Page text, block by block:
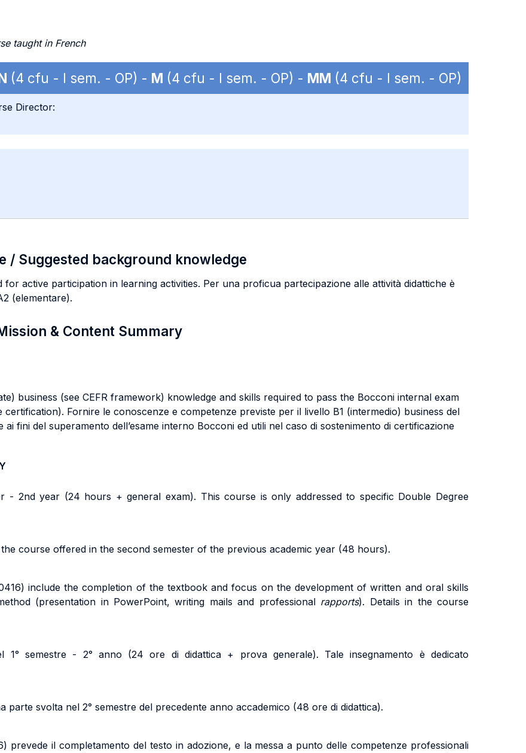
taught in French
(4 cfu - I sem. - OP) - M (4 cfu - I sem. - OP) - MM (4 cfu - I sem. - OP)
Director:
/ Suggested background knowledge
active participation in learning activities. Per una proficua partecipazione alle attività didattiche è
(elementare).
& Content Summary
business (see CEFR framework) knowledge and skills required to pass the Bocconi internal exam
Fornire le conoscenze e competenze previste per il livello B1 (intermedio) business del
fini del superamento dell’esame interno Bocconi ed utili nel caso di sostenimento di certificazione
- 2nd year (24 hours + general exam). This course is only addressed to specific Double Degree
course offered in the second semester of the previous academic year (48 hours).
include the completion of the textbook and focus on the development of written and oral skills
(presentation in PowerPoint, writing mails and professional rapports). Details in the course
1° semestre - 2° anno (24 ore di didattica + prova generale). Tale insegnamento è dedicato
svolta nel 2° semestre del precedente anno accademico (48 ore di didattica).
prevede il completamento del testo in adozione, e la messa a punto delle competenze professionali